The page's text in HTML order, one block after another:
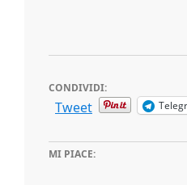
CONDIVIDI:
Tweet
MI PIACE: